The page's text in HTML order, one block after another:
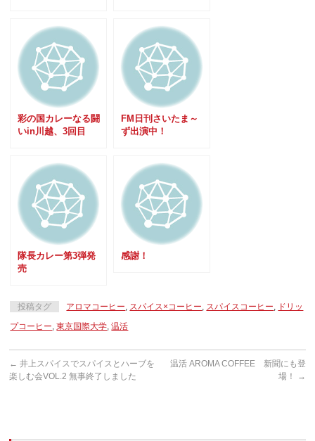
彩の国カレーなる闘
いin川越、3回目
FM日刊さいたま～
ず出演中！
隊長カレー第3弾発
売
感謝！
投稿タグ アロマコーヒー スパイス×コーヒー スパイスコーヒー
ドリッ
プコーヒー ,東京国際大学 ,温活
← 井上スパイスでスパイスとハーブを
楽しむ会VOL.2 無事終了しました
温活 AROMA COFFEE 新聞にも登
場！
→